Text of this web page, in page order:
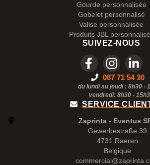
Gourde personnalisée
Gobelet personnalisé
Valise personnalisée
Produits JBL
SUIVEZ-NOUS
087 71 54 30
du lundi au jeudi : 8h30 -
vendredi: 8h30 -
SERVICE
Zaprinta - Eventus
Gewerbestraße 39
4731 Raeren
Belgique